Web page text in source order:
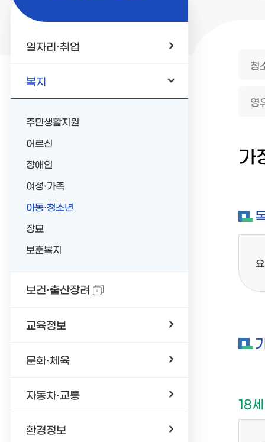
일자리·취업
복지
주민생활지원
어르신
장애인
여성·가족
아동·청소년
장묘
보훈복지
보건·출산장려
교육정보
문화·체육
자동차·교통
환경정보
청
가
18